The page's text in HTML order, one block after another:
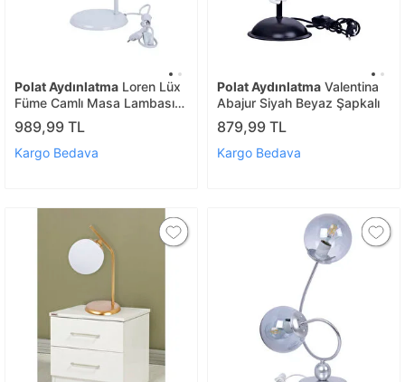
Polat Aydınlatma Loren Lüx
Füme Camlı Masa Lambası
Beyaz
989,99 TL
Kargo Bedava
Polat Aydınlatma Valentina
Abajur Siyah Beyaz Şapkalı
879,99 TL
Kargo Bedava